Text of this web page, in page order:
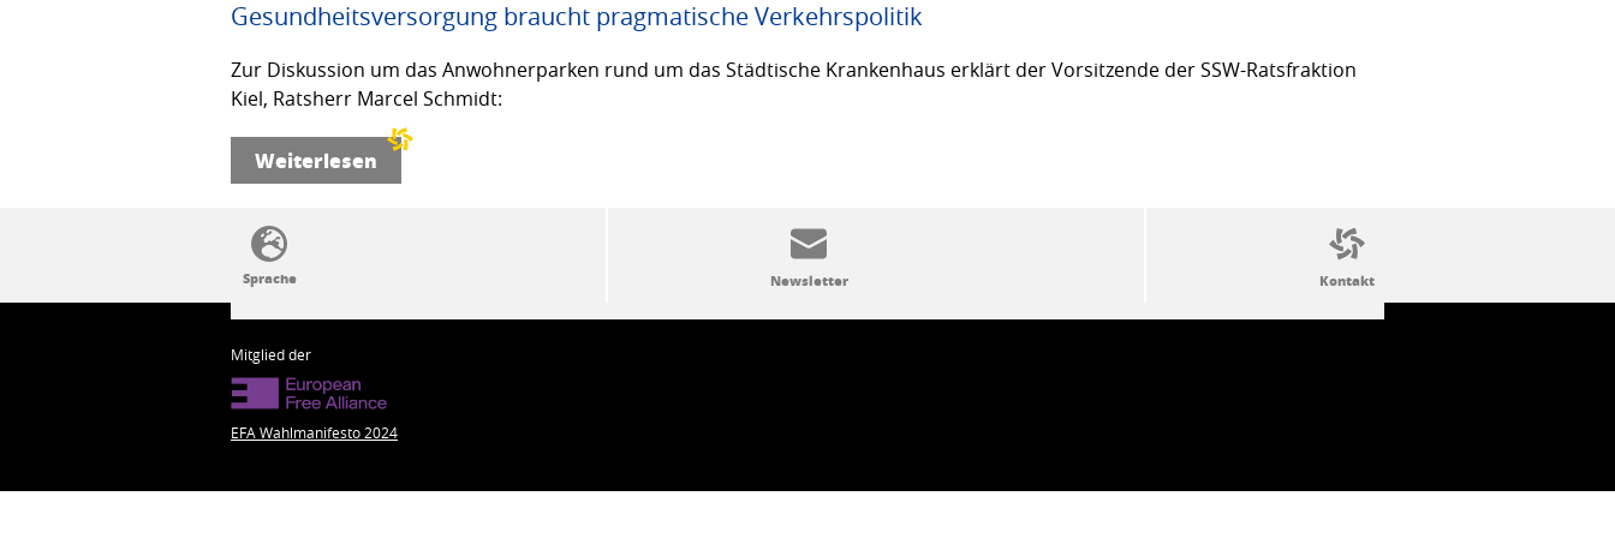
Gesundheitsversorgung braucht pragmatische Verkehrspolitik
Zur Diskussion um das Anwohnerparken rund um das Städtische Krankenhaus erklärt der Vorsitzende der SSW-Ratsfraktion
Kiel, Ratsherr Marcel Schmidt:
Weiterlesen
SSW-Politik von A bis Z
Mitglied der
EFA Wahlmanifesto 2024